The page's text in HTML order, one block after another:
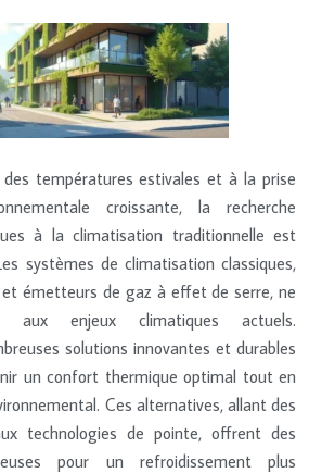
des températures estivales et à la prise
croissante, la recherche
à la climatisation traditionnelle est
systèmes de climatisation classiques,
émetteurs de gaz à effet de serre, ne
enjeux climatiques actuels.
solutions innovantes et durables
un confort thermique optimal tout en
Ces alternatives, allant des
technologies de pointe, offrent des
pour un refroidissement plus